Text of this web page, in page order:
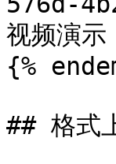
视频演示
{%
## 格式